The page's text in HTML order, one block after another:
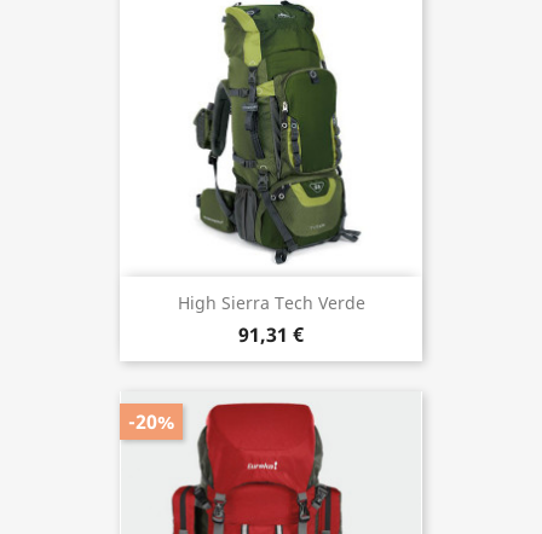
High Sierra Tech Verde
91,31 €
-20%